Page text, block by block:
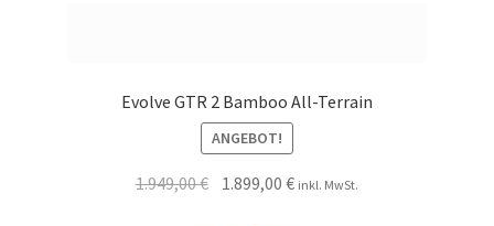
Evolve GTR 2 Bamboo All-Terrain
ANGEBOT!
1.949,00€ 1.899,00€ inkl. MwSt.